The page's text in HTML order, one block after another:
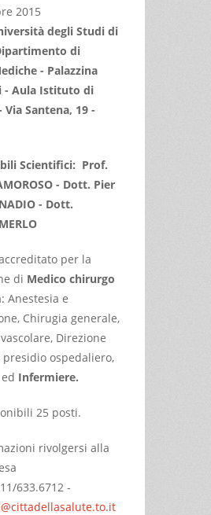
2015
degli Studi di
di
- Palazzina
- Aula Istituto di
Via Santena, 19 -
Scientifici: Prof.
- Dott. Pier
- Dott.
per la
di Medico chirurgo
Anestesia e
Chirugia generale,
Direzione
ospedaliero,
Infermiere.
25 posti.
rivolgersi alla
633.6712 -